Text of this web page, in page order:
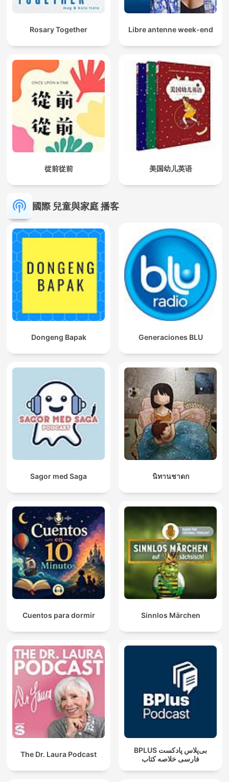
Rosary Together Libre antenne week-end
從前從前 美国幼儿英语
國際 兒童與家庭 播客
Dongeng Bapak Generaciones BLU
Sagor med Saga นิทานชาดก
Cuentos para dormir Sinnlos Märchen
The Dr. Laura Podcast
‌BPLUS بی‌پلاس پادکست
فارسی خلاصه کتاب